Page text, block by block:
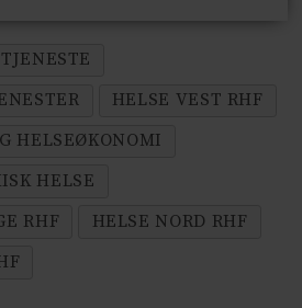
HELSE VEST RHF
HELSEØKONOMI
HELSE
RHF
HELSE NORD RHF